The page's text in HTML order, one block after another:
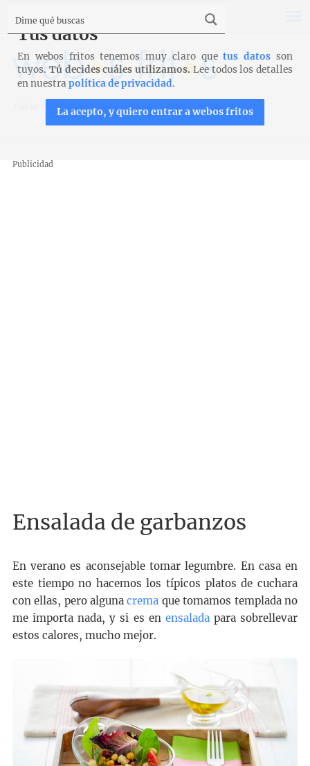
Recetas Ensaladas Ensalada de garbanzos
Publicidad
Ensalada de garbanzos
En verano es aconsejable tomar legumbre. En casa en
este tiempo no hacemos los típicos platos de cuchara
con ellas, pero algunacrema que tomamos templada no
me importa nada, y si es en ensaladapara sobrellevar
estos calores, mucho mejor.
Tus datos
En webos fritos tenemos muy claro quetus datos son
tuyos. Tú decides cuáles utilizamos. Lee todos los detalles
en nuestrapolítica de privacidad.
La acepto, y quiero entrar a webos fritos